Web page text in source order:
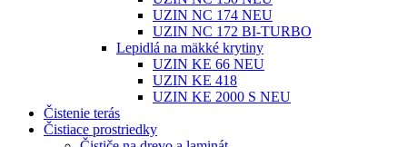
UZIN NC 174 NEU
UZIN NC 172 BI-TURBO
Lepidlá na mäkké krytiny
UZIN KE 66 NEU
UZIN KE 418
UZIN KE 2000 S NEU
Čistenie terás
Čistiace prostriedky